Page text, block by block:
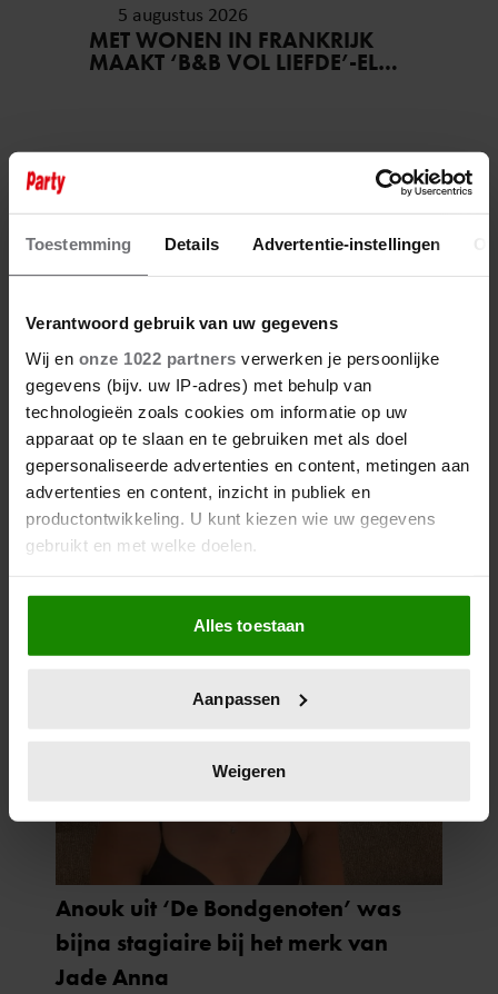
Toestemming Details Advertentie-instellingen
Verantwoord gebruik van uw gegevens
Wij en onze 1022 partners verwerken je persoonlijke
gegevens (bijv. uw IP-adres) met behulp van
technologieën zoals cookies om informatie op uw
apparaat op te slaan en te gebruiken met als doel
gepersonaliseerde advertenties en content, metingen aan
advertenties en content, inzicht in publiek en
productontwikkeling. U kunt kiezen wie uw gegevens
gebruikt en met welke doelen.
Als u het toestaat, willen we ook graag:
Informatie verzamelen over uw geografische
locatie, die tot een paar meter nauwkeurig kan zijn
scannen op specifieke eigenschappen (fingerprinting)
verwerkt en stel uw voorkeuren in het
intrekken in de Cookieverklaring.
We gebruiken cookies om content en advertenties te
personaliseren, om functies voor social media te bieden
en om ons websiteverkeer te analyseren. Ook delen we
informatie over uw gebruik van onze site met onze
partners voor social media, adverteren en analyse. Deze
Alles toestaan
Aanpassen
Weigeren
5 augustus 2026
MET WONEN IN FRANKRIJK
MAAKT ‘B&B VOL LIEFDE’-ELS